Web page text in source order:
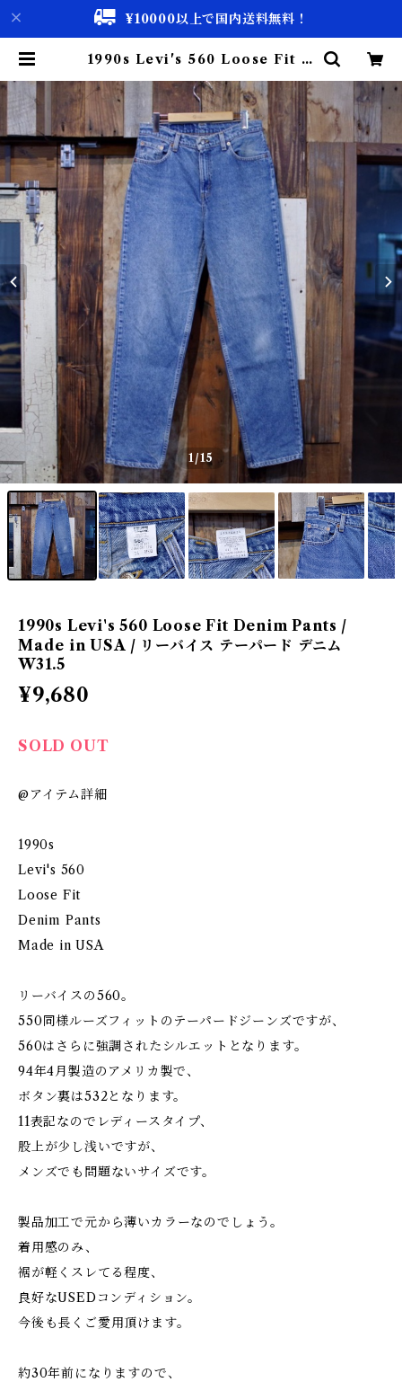
¥10000以上で国内送料無料！
1990s Levi's 560 Loose Fit D
リーバイス テーパード デニム W3
1.5 | 古着屋 仙台 biscco【古着 &
Vintage 通販】
1/15
1990s Levi's 560 Loose Fit Denim Pants /
Made in USA / リーバイス テーパード デニム
W31.5
¥9,680
SOLD OUT
@アイテム詳細
1990s
Levi's 560
Loose Fit
Denim Pants
Made in USA
リーバイスの560。
550同様ルーズフィットのテーパードジーンズですが、
560はさらに強調されたシルエットとなります。
94年4月製造のアメリカ製で、
ボタン裏は532となります。
11表記なのでレディースタイプ、
股上が少し浅いですが、
メンズでも問題ないサイズです。
製品加工で元から薄いカラーなのでしょう。
着用感のみ、
裾が軽くスレてる程度、
良好なUSEDコンディション。
今後も長くご愛用頂けます。
約30年前になりますので、